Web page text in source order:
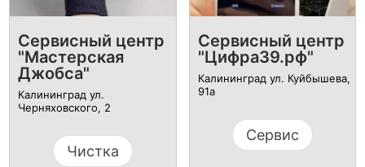
Сервисный центр
"Мастерская
Джобса"
Калининград ул. ​
Черняховского, 2
Чистка
Сервисный центр
"Цифра39.рф"
Калининград ул. Куйбышева,
91а
Сервис